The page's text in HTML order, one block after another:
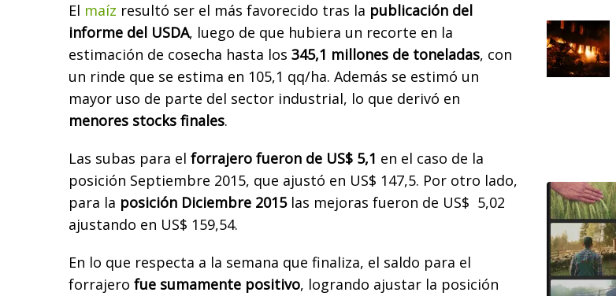
El maíz resultó ser el más favorecido tras la publicación del
informe del USDA, luego de que hubiera un recorte en la
estimación de cosecha hasta los 345,1 millones de toneladas, con
un rinde que se estima en 105,1 qq/ha. Además se estimó un
mayor uso de parte del sector industrial, lo que derivó en
menores stocks finales.
Las subas para el forrajero fueron de US$ 5,1 en el caso de la
posición Septiembre 2015, que ajustó en US$ 147,5. Por otro lado,
para la posición Diciembre 2015las mejoras fueron de US$ 5,02
ajustando en US$ 159,54.
En lo que respecta a la semana que finaliza, el saldo para el
forrajero fue sumamente positivo, logrando ajustar la posición